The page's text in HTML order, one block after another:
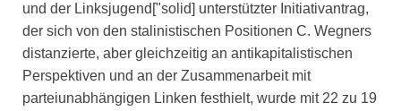
und der Linksjugend["solid] unterstützter Initiativantrag,
der sich von den stalinistischen Positionen C. Wegners
distanzierte, aber gleichzeitig an antikapitalistischen
Perspektiven und an der Zusammenarbeit mit
parteiunabhängigen Linken festhielt, wurde mit 22 zu 19